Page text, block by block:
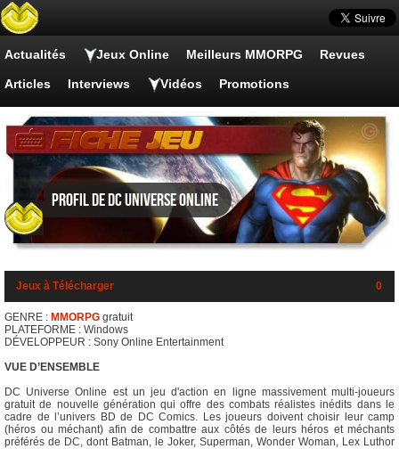
Actualités Jeux Online Meilleurs MMORPG Revues
Articles Interviews Vidéos Promotions
Profil de DC Universe Online
Jeux à Télécharger 0
GENRE : MMORPG gratuit
PLATEFORME : Windows
DÉVELOPPEUR : Sony Online Entertainment
VUE D’ENSEMBLE
DC Universe Online est un jeu d'action en ligne massivement multi-joueurs
gratuit de nouvelle génération qui offre des combats réalistes inédits dans le
cadre de l’univers BD de DC Comics. Les joueurs doivent choisir leur camp
(héros ou méchant) afin de combattre aux côtés de leurs héros et méchants
préférés de DC, dont Batman, le Joker, Superman, Wonder Woman, Lex Luthor